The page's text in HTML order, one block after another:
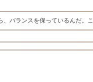
バランスを保っているんだ。